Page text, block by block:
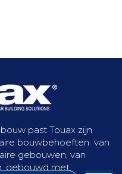
past Touax zijn
bouwbehoeften van
gebouwen, van
gebouwd met